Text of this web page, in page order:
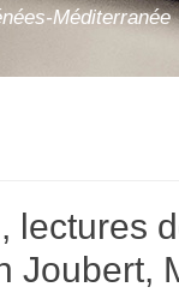
Méditerranée
lectures
Joubert,